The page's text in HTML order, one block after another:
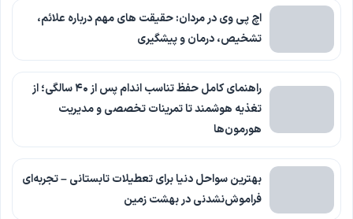
اچ پی وی در مردان: حقیقت های مهم درباره علائم،
تشخیص، درمان و پیشگیری
راهنمای کامل حفظ تناسب اندام پس از ۴۰ سالگی؛ از
تغذیه هوشمند تا تمرینات تخصصی و مدیریت
هورمون‌ها
بهترین سواحل دنیا برای تعطیلات تابستانی – تجربه‌ای
فراموش‌نشدنی در بهشت زمین